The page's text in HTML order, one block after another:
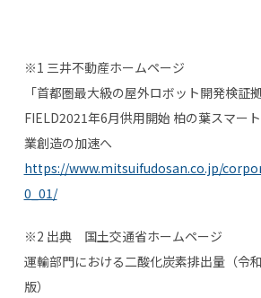
※1 三井不動産ホームページ
「首都圏最大級の屋外ロボット開発検証
FIELD2021年6月供用開始 柏の葉スマー
業創造の加速へ
https://www.mitsuifudosan.co.jp/
0_01/
※2 出典 国土交通省ホームページ
運輸部門における二酸化炭素排出量（令和
版）